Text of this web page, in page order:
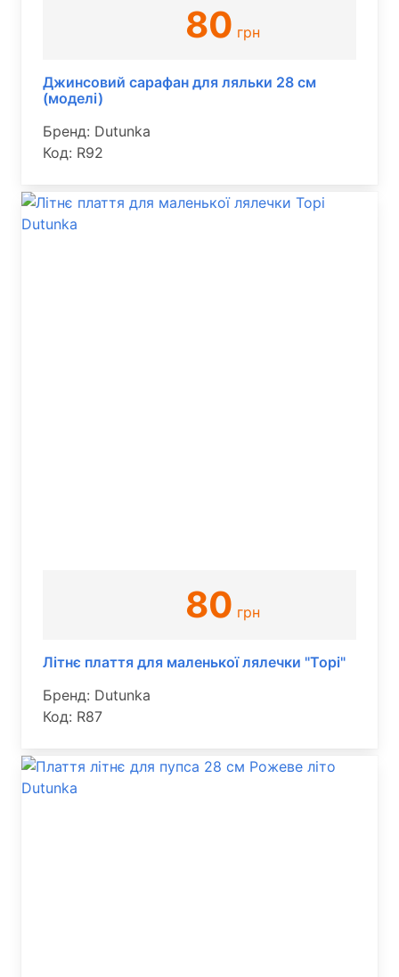
80 грн
Джинсовий сарафан для ляльки 28 см
(моделі)
Бренд: Dutunka
Код: R92
80 грн
Літнє плаття для маленької лялечки "Торі"
Бренд: Dutunka
Код: R87